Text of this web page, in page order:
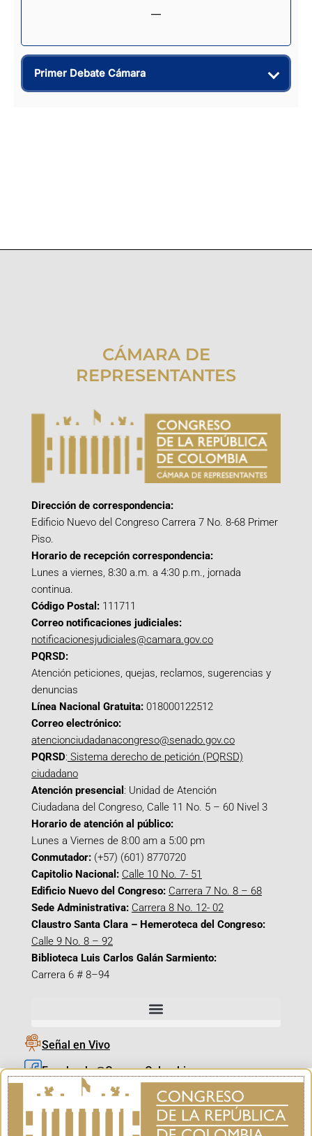
—
Primer Debate Cámara
CÁMARA DE
REPRESENTANTES
Dirección de correspondencia:
Edificio Nuevo del Congreso Carrera 7 No. 8-68 Primer
Piso.
Horario de recepción correspondencia:
Lunes a viernes, 8:30 a.m. a 4:30 p.m., jornada
continua.
Código Postal: 111711
Correo notificaciones judiciales:
notificacionesjudiciales@camara.gov.co
PQRSD:
Atención peticiones, quejas, reclamos, sugerencias y
denuncias
Línea Nacional Gratuita: 018000122512
Correo electrónico:
atencionciudadanacongreso@senado.gov.co
PQRSD: Sistema derecho de petición (PQRSD)
ciudadano
Atención presencial : Unidad de Atención
Ciudadana del Congreso, Calle 11 No. 5 – 60 Nivel 3
Horario de atención al público:
Lunes a Viernes de 8:00 am a 5:00 pm
Conmutador: (+57) (601) 8770720
Capitolio Nacional: Calle 10 No. 7- 51
Edificio Nuevo del Congreso: Carrera 7 No. 8 – 68
Sede Administrativa: Carrera 8 No. 12- 02
Claustro Santa Clara – Hemeroteca del Congreso:
Calle 9 No. 8 – 92
Biblioteca Luis Carlos Galán Sarmiento:
Carrera 6 # 8–94
Señal en Vivo
Facebook_@CamaraColombia
Instagram_@CamaraColombia
X_@CamaraColombia